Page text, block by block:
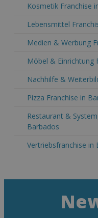
Kosmetik Franchise
Lebensmittel
Medien & Werbung
Möbel & Einrichtung
Nachhilfe &
Pizza Franchise in
Restaurant &
Barbados
Vertriebsfranchise in